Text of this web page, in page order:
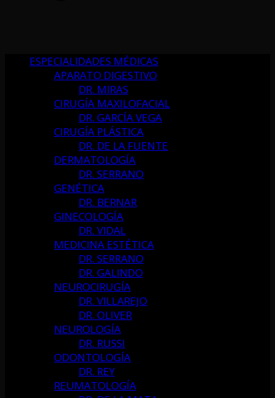
ESPECIALIDADES MÉDICAS
APARATO DIGESTIVO
DR. MIRAS
CIRUGÍA MAXILOFACIAL
DR. GARCÍA VEGA
CIRUGÍA PLÁSTICA
DR. DE LA FUENTE
DERMATOLOGÍA
DR. SERRANO
GENÉTICA
DR. BERNAR
GINECOLOGÍA
DR. VIDAL
MEDICINA ESTÉTICA
DR. SERRANO
DR. GALINDO
NEUROCIRUGÍA
DR. VILLAREJO
DR. OLIVER
NEUROLOGÍA
DR. RUSSI
ODONTOLOGÍA
DR. REY
REUMATOLOGÍA